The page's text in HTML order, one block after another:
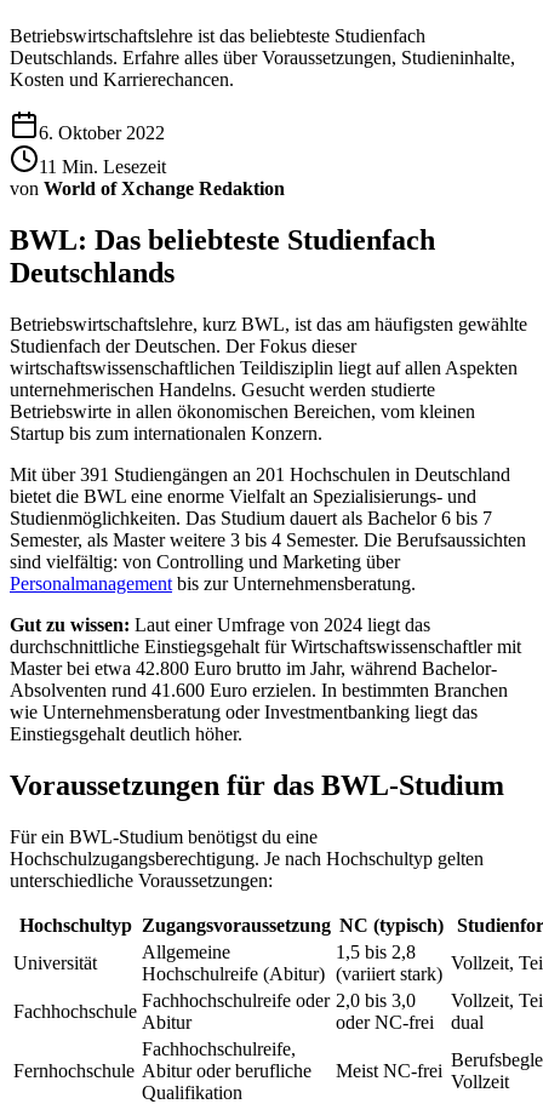
Betriebswirtschaftslehre ist das beliebteste Studienfach
Deutschlands. Erfahre alles über Voraussetzungen, Studieninhalte,
Kosten und Karrierechancen.
6. Oktober 2022
11 Min. Lesezeit
von World of Xchange Redaktion
BWL: Das beliebteste Studienfach
Deutschlands
Betriebswirtschaftslehre, kurz BWL, ist das am häufigsten gewählte
Studienfach der Deutschen. Der Fokus dieser
wirtschaftswissenschaftlichen Teildisziplin liegt auf allen Aspekten
unternehmerischen Handelns. Gesucht werden studierte
Betriebswirte in allen ökonomischen Bereichen, vom kleinen
Startup bis zum internationalen Konzern.
Mit über 391 Studiengängen an 201 Hochschulen in Deutschland
bietet die BWL eine enorme Vielfalt an Spezialisierungs- und
Studienmöglichkeiten. Das Studium dauert als Bachelor 6 bis 7
Semester, als Master weitere 3 bis 4 Semester. Die Berufsaussichten
sind vielfältig: von Controlling und Marketing über
Personalmanagement bis zur Unternehmensberatung.
Gut zu wissen: Laut einer Umfrage von 2024 liegt das
durchschnittliche Einstiegsgehalt für Wirtschaftswissenschaftler mit
Master bei etwa 42.800 Euro brutto im Jahr, während Bachelor-
Absolventen rund 41.600 Euro erzielen. In bestimmten Branchen
wie Unternehmensberatung oder Investmentbanking liegt das
Einstiegsgehalt deutlich höher.
Voraussetzungen für das BWL-Studium
Für ein BWL-Studium benötigst du eine
Hochschulzugangsberechtigung. Je nach Hochschultyp gelten
unterschiedliche Voraussetzungen:
Hochschultyp Zugangsvoraussetzung NC (typisch)
Universität
Allgemeine
Hochschulreife (Abitur)
1,5 bis 2,8
(variiert stark)
Vollzeit,
Fachhochschule
Fachhochschulreife oder
Abitur
2,0 bis 3,0
oder NC-frei
Vollzeit,
dual
Fernhochschule
Fachhochschulreife,
Abitur oder berufliche
Qualifikation
Meist NC-frei
Vollzeit